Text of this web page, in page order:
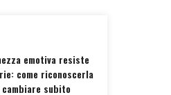
emotiva resiste
come riconoscerla
cambiare subito